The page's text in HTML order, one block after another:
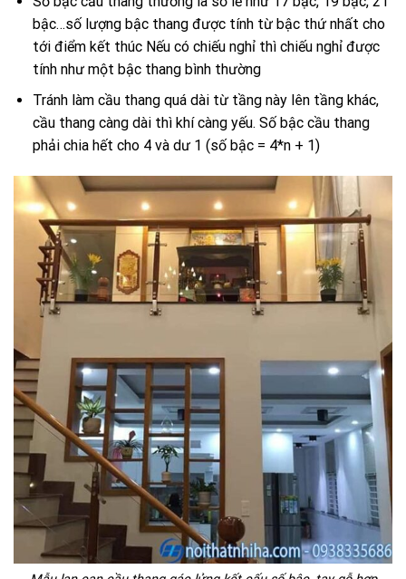
bậc…số lượng bậc thang được tính từ bậc thứ nhất cho
tới điểm kết thúc Nếu có chiếu nghỉ thì chiếu nghỉ được
tính như một bậc thang bình thường
Tránh làm cầu thang quá dài từ tầng này lên tầng khác,
cầu thang càng dài thì khí càng yếu. Số bậc cầu thang
phải chia hết cho 4 và dư 1 (số bậc = 4*n + 1)